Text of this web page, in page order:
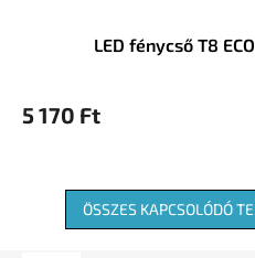
LED fénycső T8
5 170 Ft
ÖSSZES KAPCSOLÓDÓ